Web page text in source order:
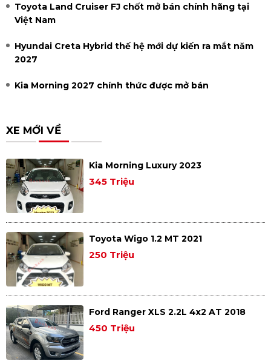
Toyota Land Cruiser FJ chốt mở bán chính hãng tại
Việt Nam
Hyundai Creta Hybrid thế hệ mới dự kiến ra mắt năm
2027
Kia Morning 2027 chính thức được mở bán
XE MỚI VỀ
Kia Morning Luxury 2023
345 Triệu
Toyota Wigo 1.2 MT 2021
250 Triệu
Ford Ranger XLS 2.2L 4x2 AT 2018
450 Triệu